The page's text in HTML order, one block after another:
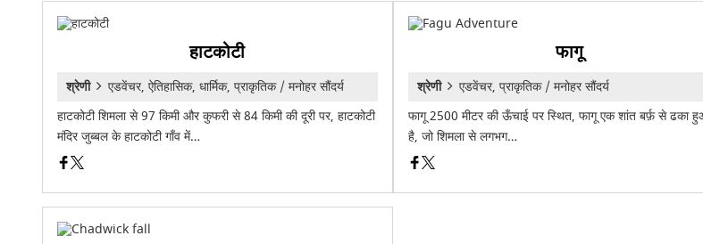
हाटकोटी
श्रेणी
एडवेंचर, ऐतिहासिक, धार्मिक, प्राकृतिक / मनोहर सौंदर्य
हाटकोटी शिमला से 97 किमी और कुफरी से 84 किमी की दूरी पर, हाटकोटी
मंदिर जुब्बल के हाटकोटी गाँव में…
फागू
श्रेणी
एडवेंचर, प्राकृतिक / मनोहर सौंदर्य
फागू 2500 मीटर की ऊँचाई पर स्थित, फागू एक शांत बर्फ़ से ढका
है, जो शिमला से लगभग…